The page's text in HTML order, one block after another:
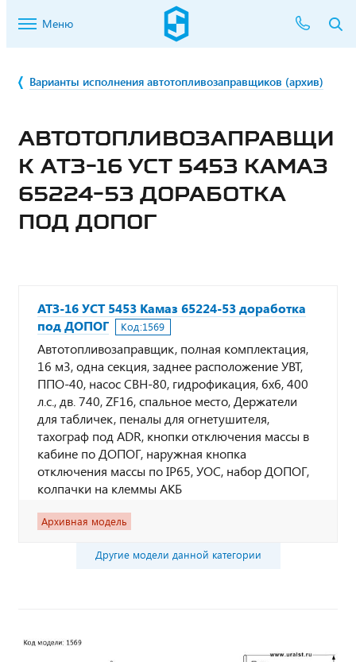
Меню
Варианты исполнения автотопливозаправщиков (архив)
АВТОТОПЛИВОЗАПРАВЩИ
К АТЗ-16 УСТ 5453 КАМАЗ
65224-53 ДОРАБОТКА
ПОД ДОПОГ
АТЗ-16 УСТ 5453 Камаз 65224-53 доработка
под ДОПОГ
Код:1569
Автотопливозаправщик, полная комплектация,
16 м3, одна секция, заднее расположение УВТ,
ППО-40, насос СВН-80, гидрофикация, 6х6, 400
л.с., дв. 740, ZF16, спальное место, Держатели
для табличек, пеналы для огнетушителя,
тахограф под ADR, кнопки отключения массы в
кабине по ДОПОГ, наружная кнопка
отключения массы по IP65, УОС, набор ДОПОГ,
колпачки на клеммы АКБ
Архивная модель
Другие модели данной категории